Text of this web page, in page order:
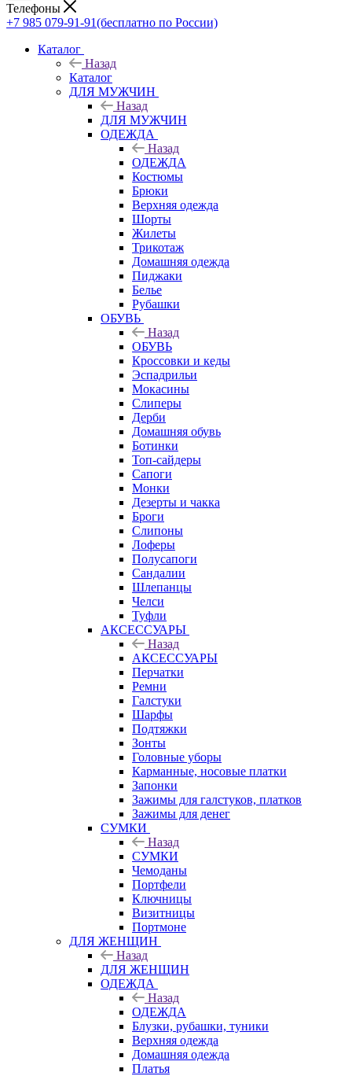
Телефоны
+7 985 079-91-91(бесплатно по России)
Каталог
Назад
Каталог
ДЛЯ МУЖЧИН
Назад
ДЛЯ МУЖЧИН
ОДЕЖДА
Назад
ОДЕЖДА
Костюмы
Брюки
Верхняя одежда
Шорты
Жилеты
Трикотаж
Домашняя одежда
Пиджаки
Белье
Рубашки
ОБУВЬ
Назад
ОБУВЬ
Кроссовки и кеды
Эспадрильи
Мокасины
Слиперы
Дерби
Домашняя обувь
Ботинки
Топ-сайдеры
Сапоги
Монки
Дезерты и чакка
Броги
Слипоны
Лоферы
Полусапоги
Сандалии
Шлепанцы
Челси
Туфли
АКСЕССУАРЫ
Назад
АКСЕССУАРЫ
Перчатки
Ремни
Галстуки
Шарфы
Подтяжки
Зонты
Головные уборы
Карманные, носовые платки
Запонки
Зажимы для галстуков, платков
Зажимы для денег
СУМКИ
Назад
СУМКИ
Чемоданы
Портфели
Ключницы
Визитницы
Портмоне
ДЛЯ ЖЕНЩИН
Назад
ДЛЯ ЖЕНЩИН
ОДЕЖДА
Назад
ОДЕЖДА
Блузки, рубашки, туники
Верхняя одежда
Домашняя одежда
Платья